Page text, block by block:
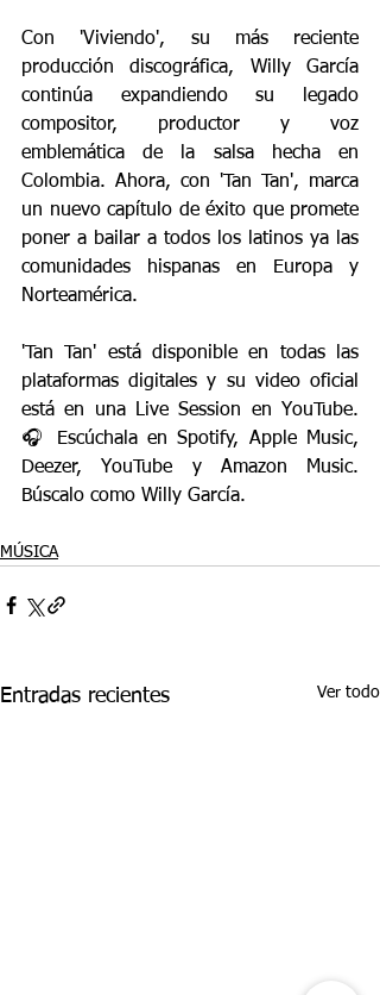
Con 'Viviendo', su más reciente
producción discográfica, Willy García
continúa expandiendo su legado
compositor, productor y voz
emblemática de la salsa hecha en
Colombia. Ahora, con 'Tan Tan', marca
un nuevo capítulo de éxito que promete
poner a bailar a todos los latinos ya las
comunidades hispanas en Europa y
Norteamérica.
'Tan Tan' está disponible en todas las
plataformas digitales y su video oficial
está en una Live Session en YouTube.
🎧 Escúchala en Spotify, Apple Music,
Deezer, YouTube y Amazon Music.
Búscalo como Willy García.
MÚSICA
Entradas recientes Ver todo